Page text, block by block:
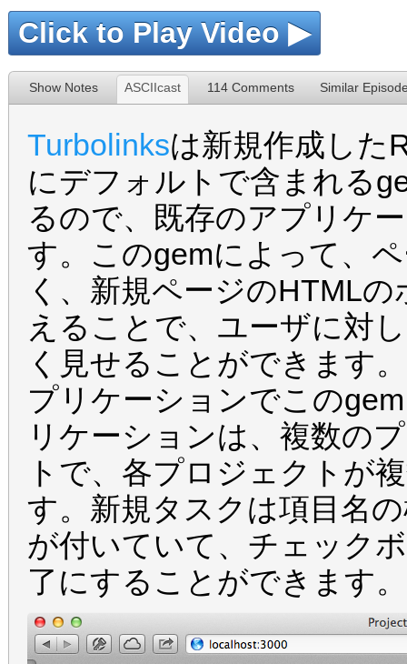
Click to Play Video ▶
Show Notes ASCIIcast 114 Comments Similar
Turbolinksは新規作成した
にデフォルトで含まれる
るので、既存のアプリケ
す。このgemによって、
く、新規ページのHTML
えることで、ユーザに対
く見せることができます
プリケーションでこの
リケーションは、複数の
トで、各プロジェクトが
す。新規タスクは項目名
が付いていて、チェック
了にすることができます。